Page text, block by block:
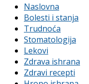
Naslovna
Bolesti i stanja
Trudnoća
Stomatologija
Lekovi
Zdrava ishrana
Zdravi recepti